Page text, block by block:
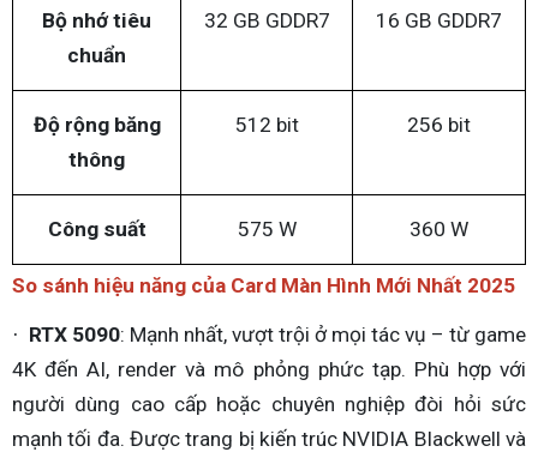
Bộ nhớ tiêu
chuẩn
32 GB GDDR7 16 GB GDDR7
Độ rộng băng
thông
512 bit 256 bit
Công suất 575 W 360 W
So sánh hiệu năng của Card Màn Hình Mới Nhất 2025
· RTX 5090: Mạnh nhất, vượt trội ở mọi tác vụ – từ game
4K đến AI, render và mô phỏng phức tạp. Phù hợp với
người dùng cao cấp hoặc chuyên nghiệp đòi hỏi sức
mạnh tối đa. Được trang bị kiến trúc NVIDIA Blackwell và